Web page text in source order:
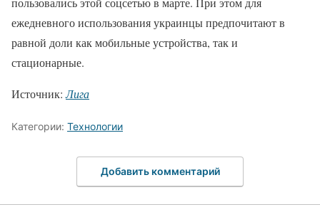
ежедневного использования украинцы предпочитают в
равной доли как мобильные устройства, так и
стационарные.
Источник:Лига
Категории: Технологии
Добавить комментарий